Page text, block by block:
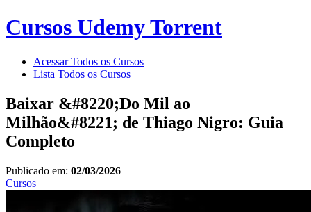
Cursos Udemy Torrent
Acessar Todos os Cursos
Lista Todos os Cursos
Baixar &#8220;Do Mil ao
Milhão&#8221; de Thiago Nigro: Guia
Completo
Publicado em: 02/03/2026
Cursos